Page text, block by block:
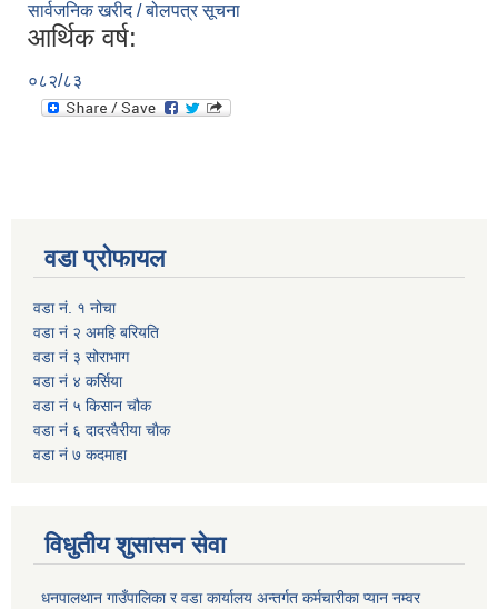
सार्वजनिक खरीद / बोलपत्र सूचना
आर्थिक वर्ष:
०८२/८३
वडा प्रोफायल
वडा नं. १ नोचा
वडा नं २ अमहि बरियति
वडा नं ३ सोराभाग
वडा नं ४ कर्सिया
वडा नं ५ किसान चौक
वडा नं ६ दादरवैरीया चाैक
वडा नं ७ कदमाहा
विधुतीय शुसासन सेवा
धनपालथान गाउँपालिका र वडा कार्यालय अन्तर्गत कर्मचारीका प्यान नम्वर